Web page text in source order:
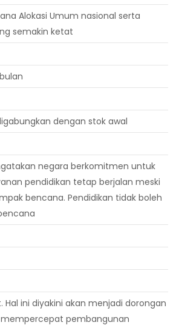
Alokasi Umum nasional serta
semakin ketat
dengan stok awal
negara berkomitmen untuk
pendidikan tetap berjalan meski
bencana. Pendidikan tidak boleh
Hal ini diyakini akan menjadi dorongan
pembangunan